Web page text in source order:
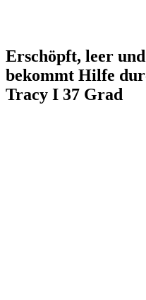
Erschöpft, leer
bekommt Hilfe
Tracy I 37 Grad